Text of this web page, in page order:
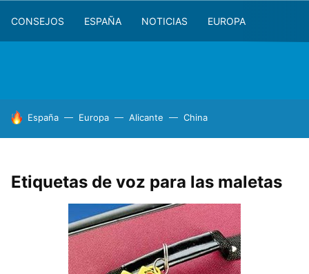
CONSEJOS ESPAÑA NOTICIAS EUROPA
HOY SE HABLA DE
España Europa Alicante China
Etiquetas de voz para las maletas